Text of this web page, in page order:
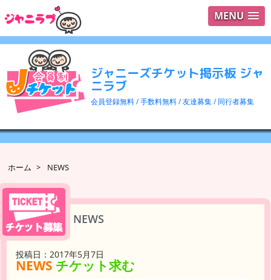
MENU
ジャニーズチケット掲示板 ジャ
ニラブ
会員登録無料 / 手数料無料 / 友達募集 / 同行者募集
ログイ
検索
ホーム > NEWS
NEWS
投稿日：2017年5月7日
NEWS チケット求む